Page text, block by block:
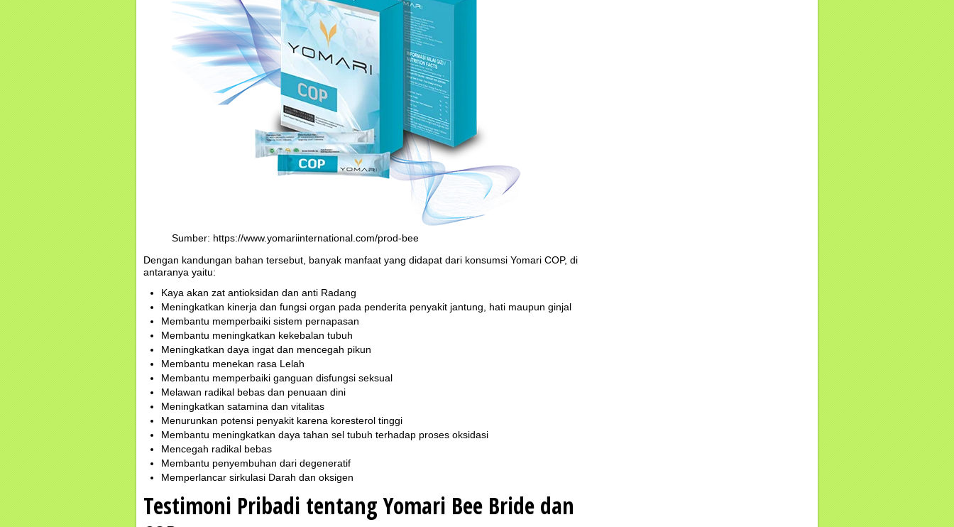
Sumber: https://www.yomariinternational.com/prod-bee
Dengan kandungan bahan tersebut, banyak manfaat yang didapat dari konsumsi Yomari COP, di
antaranya yaitu:
Kaya akan zat antioksidan dan anti Radang
Meningkatkan kinerja dan fungsi organ pada penderita penyakit jantung, hati maupun ginjal
Membantu memperbaiki sistem pernapasan
Membantu meningkatkan kekebalan tubuh
Meningkatkan daya ingat dan mencegah pikun
Membantu menekan rasa Lelah
Membantu memperbaiki ganguan disfungsi seksual
Melawan radikal bebas dan penuaan dini
Meningkatkan satamina dan vitalitas
Menurunkan potensi penyakit karena koresterol tinggi
Membantu meningkatkan daya tahan sel tubuh terhadap proses oksidasi
Mencegah radikal bebas
Membantu penyembuhan dari degeneratif
Memperlancar sirkulasi Darah dan oksigen
Testimoni Pribadi tentang Yomari Bee Bride dan